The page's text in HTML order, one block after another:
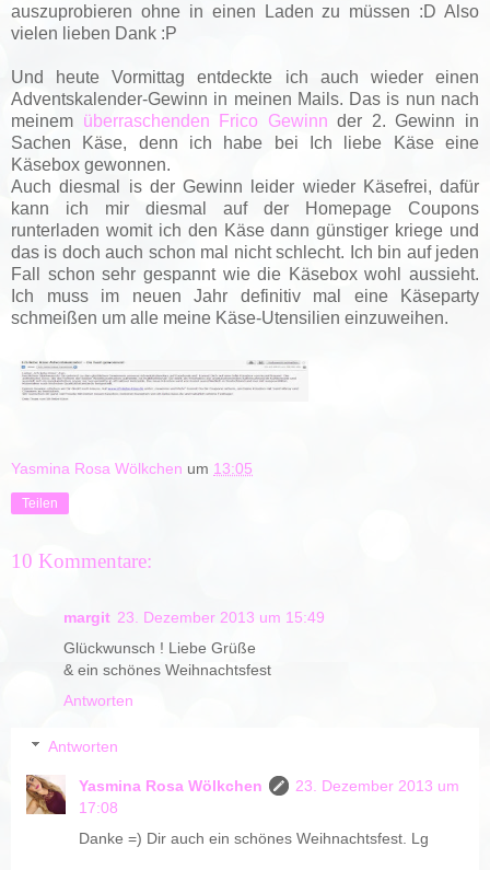
auszuprobieren ohne in einen Laden zu müssen :D Also
vielen lieben Dank :P
Und heute Vormittag entdeckte ich auch wieder einen
Adventskalender-Gewinn in meinen Mails. Das is nun nach
meinem überraschenden Frico Gewinn der 2. Gewinn in
Sachen Käse, denn ich habe bei Ich liebe Käse eine
Käsebox gewonnen.
Auch diesmal is der Gewinn leider wieder Käsefrei, dafür
kann ich mir diesmal auf der Homepage Coupons
runterladen womit ich den Käse dann günstiger kriege und
das is doch auch schon mal nicht schlecht. Ich bin auf jeden
Fall schon sehr gespannt wie die Käsebox wohl aussieht.
Ich muss im neuen Jahr definitiv mal eine Käseparty
schmeißen um alle meine Käse-Utensilien einzuweihen.
Yasmina Rosa Wölkchen um 13:05
Teilen
10 Kommentare:
margit 23. Dezember 2013 um 15:49
Glückwunsch ! Liebe Grüße
& ein schönes Weihnachtsfest
Antworten
Antworten
Yasmina Rosa Wölkchen
23. Dezember 2013 um
17:08
Danke =) Dir auch ein schönes Weihnachtsfest. Lg